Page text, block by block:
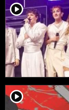
player2
player2